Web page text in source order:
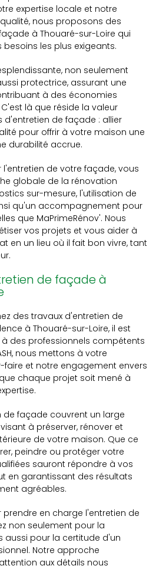
expertise locale et notre
nous proposons des
à Thouaré-sur-Loire qui
les plus exigeants.
non seulement
protectrice, assurant une
à des économies
là que réside la valeur
d'entretien de façade : allier
pour offrir à votre maison une
durabilité accrue.
l'entretien de votre façade, vous
globale de la rénovation
sur-mesure, l'utilisation de
qu'un accompagnement pour
que MaPrimeRénov'. Nous
vos projets et vous aider à
en un lieu où il fait bon vivre, tant
de façade à
des travaux d'entretien de
à Thouaré-sur-Loire, il est
des professionnels compétents
nous mettons à votre
et notre engagement envers
chaque projet soit mené à
de façade couvrent un large
à préserver, rénover et
de votre maison. Que ce
peindre ou protéger votre
sauront répondre à vos
en garantissant des résultats
agréables.
prendre en charge l'entretien de
non seulement pour la
aussi pour la certitude d'un
Notre approche
aux détails nous